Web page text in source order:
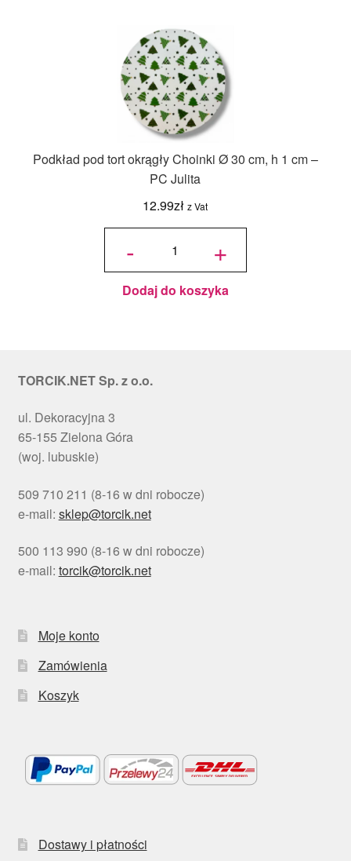
Podkład pod tort okrągły Choinki Ø 30 cm, h 1 cm –
PC Julita
12.99zł z Vat
-
ilość
okrągły
Choinki
Ø 30
cm, h 1
cm - PC
+
Dodaj do koszyka
TORCIK.NET Sp. z o.o.
ul. Dekoracyjna 3
65-155 Zielona Góra
(woj. lubuskie)
509 710 211 (8-16 w dni robocze)
e-mail: sklep@torcik.net
500 113 990 (8-16 w dni robocze)
e-mail: torcik@torcik.net
Moje konto
Zamówienia
Koszyk
Dostawy i płatności